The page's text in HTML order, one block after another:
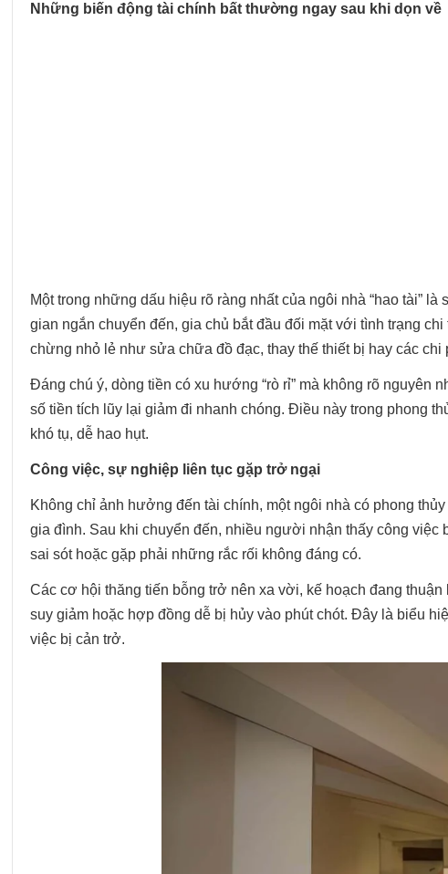
Những biến động tài chính bất thường ngay sau khi dọn về
Một trong những dấu hiệu rõ ràng nhất của ngôi nhà “hao tài”
gian ngắn chuyển đến, gia chủ bắt đầu đối mặt với tình trạng
chừng nhỏ lẻ như sửa chữa đồ đạc, thay thế thiết bị hay các
Đáng chú ý, dòng tiền có xu hướng “rò rỉ” mà không rõ nguyên
số tiền tích lũy lại giảm đi nhanh chóng. Điều này trong phong
khó tụ, dễ hao hụt.
Công việc, sự nghiệp liên tục gặp trở ngại
Không chỉ ảnh hưởng đến tài chính, một ngôi nhà có phong
gia đình. Sau khi chuyển đến, nhiều người nhận thấy công
sai sót hoặc gặp phải những rắc rối không đáng có.
Các cơ hội thăng tiến bỗng trở nên xa vời, kế hoạch đang
suy giảm hoặc hợp đồng dễ bị hủy vào phút chót. Đây là biểu
việc bị cản trở.